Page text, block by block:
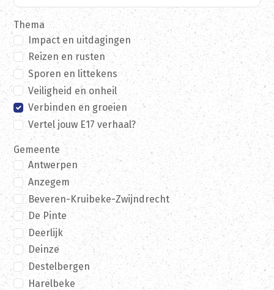
Thema
Impact en uitdagingen
Reizen en rusten
Sporen en littekens
Veiligheid en onheil
Verbinden en groeien
Vertel jouw E17 verhaal?
Gemeente
Antwerpen
Anzegem
Beveren-Kruibeke-Zwijndrecht
De Pinte
Deerlijk
Deinze
Destelbergen
Harelbeke